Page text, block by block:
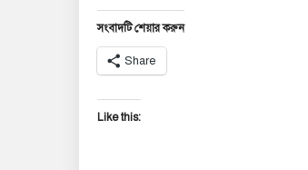
সংবাদটি শেয়ার করুন
Share
Like this: